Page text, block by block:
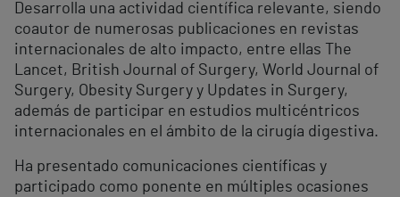
Desarrolla una actividad científica relevante, siendo
coautor de numerosas publicaciones en revistas
internacionales de alto impacto, entre ellas The
Lancet, British Journal of Surgery, World Journal of
Surgery, Obesity Surgery y Updates in Surgery,
además de participar en estudios multicéntricos
internacionales en el ámbito de la cirugía digestiva.
Ha presentado comunicaciones científicas y
participado como ponente en múltiples ocasiones